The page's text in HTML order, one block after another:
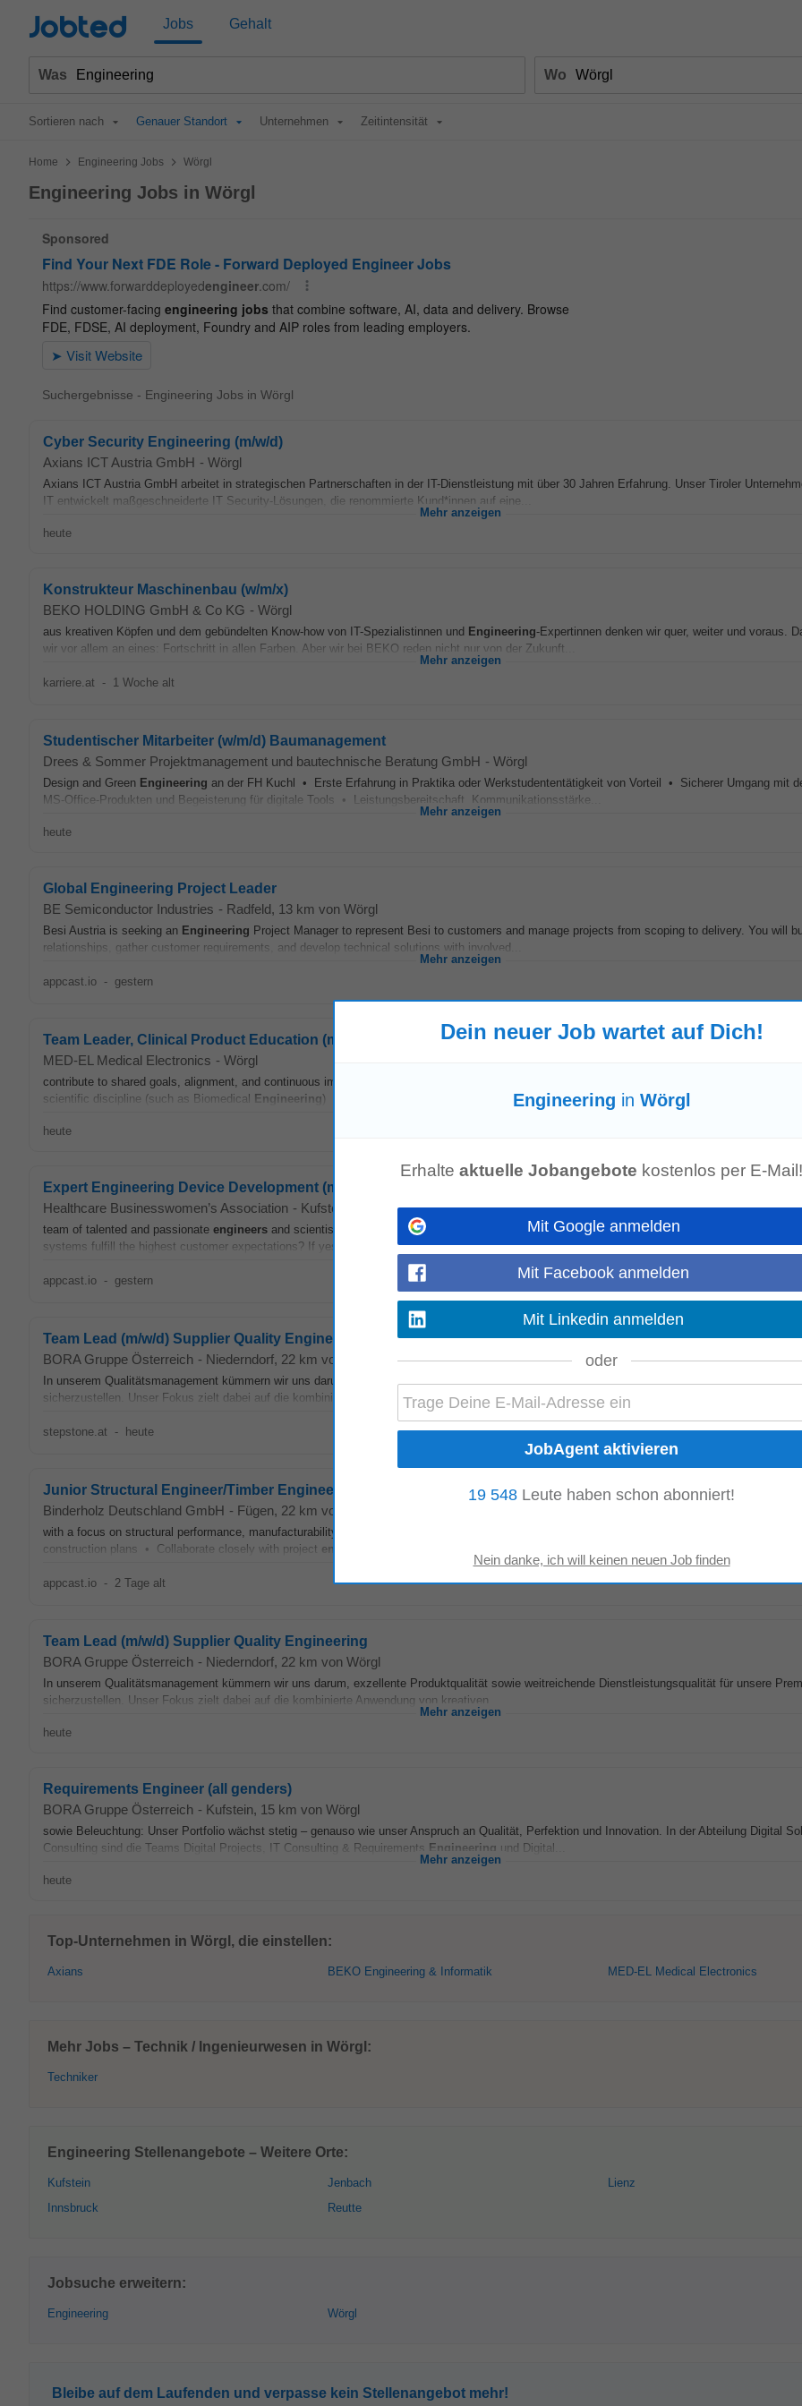
Jobted Jobs Gehalt
Was Wo
Sortieren nach Genauer Standort Unternehmen Zeitintensität
Home > Engineering Jobs > Wörgl
Engineering Jobs in Wörgl
Suchergebnisse - Engineering Jobs in Wörgl
Cyber Security Engineering (m/w/d)
Axians ICT Austria GmbH - Wörgl
Axians ICT Austria GmbH arbeitet in strategischen Partnerschaften in der IT-Dienstleistung mit über 30 Jahren Erfahrung. Unser Tiroler
IT entwickelt maßgeschneiderte IT Security-Lösungen, die renommierte Kund*innen auf eine...
Mehr anzeigen
heute
Konstrukteur Maschinenbau (w/m/x)
BEKO HOLDING GmbH & Co KG - Wörgl
aus kreativen Köpfen und dem gebündelten Know-how von IT-Spezialistinnen und Engineering-Expertinnen denken wir quer, weiter und voraus.
wir vor allem an eines: Fortschritt in allen Farben. Aber wir bei BEKO reden nicht nur von der Zukunft...
Mehr anzeigen
karriere.at - 1 Woche alt
Studentischer Mitarbeiter (w/m/d) Baumanagement
Drees & Sommer Projektmanagement und bautechnische Beratung GmbH - Wörgl
Design and Green Engineering an der FH Kuchl • Erste Erfahrung in Praktika oder Werkstudententätigkeit von Vorteil • Sicherer Umgang mit
MS-Office-Produkten und Begeisterung für digitale Tools • Leistungsbereitschaft, Kommunikationsstärke...
Mehr anzeigen
heute
Global Engineering Project Leader
BE Semiconductor Industries - Radfeld, 13 km von Wörgl
Besi Austria is seeking an Engineering Project Manager to represent Besi to customers and manage projects from scoping to delivery. You will
relationships, gather customer requirements, and develop technical solutions with involved...
Mehr anzeigen
appcast.io - gestern
Team Leader, Clinical Product Education (m/f/d)
MED-EL Medical Electronics - Wörgl
contribute to shared goals, alignment, and continuous improvement across teams • Master's degree or higher (University, FH) in Audiology, or a
scientific discipline (such as Biomedical Engineering) • Minimum 8+ years of significant and relevant...
heute
Expert Engineering Device Development (m/f/d)
Healthcare Businesswomen’s Association - Kufstein , 15 km von Wörgl
team of talented and passionate engineers and scientists who are responsible for the development of parenteral combination products to ensure
systems fulfill the highest customer expectations? If yes, then this is the opportunity for...
appcast.io - gestern
Team Lead (m/w/d) Supplier Quality Engineering
BORA Gruppe Österreich - Niederndorf, 22 km von Wörgl
In unserem Qualitätsmanagement kümmern wir uns darum, exzellente Produktqualität sowie weitreichende Dienstleistungsqualität für unsere
sicherzustellen. Unser Fokus zielt dabei auf die kombinierte Anwendung von kreativen...
Mehr anzeigen
stepstone.at - heute
Junior Structural Engineer/Timber Engineering
Binderholz Deutschland GmbH - Fügen, 22 km von Wörgl
with a focus on structural performance, manufacturability and ease of installation • Prepare structural drawings, including general arrangement,
construction plans • Collaborate closely with project engineers
Mehr anzeigen
appcast.io - 2 Tage alt
Team Lead (m/w/d) Supplier Quality Engineering
BORA Gruppe Österreich - Niederndorf, 22 km von Wörgl
In unserem Qualitätsmanagement kümmern wir uns darum, exzellente Produktqualität sowie weitreichende Dienstleistungsqualität für unsere
sicherzustellen. Unser Fokus zielt dabei auf die kombinierte Anwendung von kreativen...
Mehr anzeigen
heute
Requirements Engineer (all genders)
BORA Gruppe Österreich - Kufstein, 15 km von Wörgl
sowie Beleuchtung: Unser Portfolio wächst stetig – genauso wie unser Anspruch an Qualität, Perfektion und Innovation. In der Abteilung Digital
Consulting sind die Teams Digital Projects, IT Consulting & Requirements Engineering und Digital...
Mehr anzeigen
heute
Top-Unternehmen in Wörgl, die einstellen:
Axians BEKO Engineering & Informatik MED-EL Medical Electronics
Mehr Jobs – Technik / Ingenieurwesen in Wörgl:
Techniker
Engineering Stellenangebote – Weitere Orte:
Kufstein
Innsbruck
Jenbach
Reutte
Lienz
Jobsuche erweitern:
Engineering Wörgl
Bleibe auf dem Laufenden und verpasse kein Stellenangebot mehr!
Dein neuer Job wartet auf Dich!
Engineering in Wörgl
Erhalte aktuelle Jobangebote kostenlos per E-Mail!
Mit Google anmelden
Mit Facebook anmelden
Mit Linkedin anmelden
oder
19 548 Leute haben schon abonniert!